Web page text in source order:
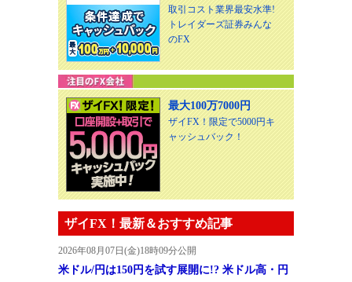
取引コスト業界最安水準!
トレイダーズ証券みんな
のFX
最大100万7000円
ザイFX！限定で5000円キ
ャッシュバック！
ザイFX！最新＆おすすめ記事
2026年08月07日(金)18時09分公開
米ドル/円は150円を試す展開に!? 米ドル高・円